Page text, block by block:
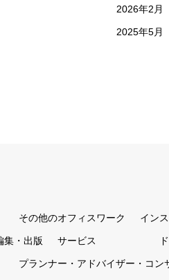
2026年2月
2025年5月
その他のオフィスワーク イン
集・出版 サービス
プランナー・アドバイザー・コン